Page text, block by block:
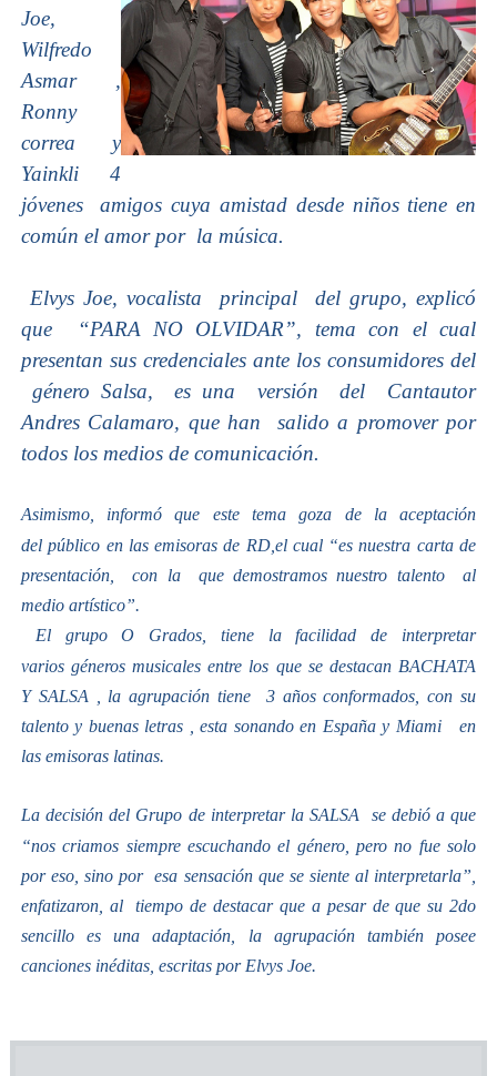
Joe,
Wilfredo
Asmar ,
Ronny
correa y
Yainkli 4
jóvenes amigos cuya amistad desde niños tiene en
común el amor por la música.
Elvys Joe, vocalista principal del grupo, explicó
que “PARA NO OLVIDAR”, tema con el cual
presentan sus credenciales ante los consumidores del
género Salsa, es una versión del Cantautor
Andres Calamaro, que han salido a promover por
todos los medios de comunicación.
Asimismo, informó que este tema goza de la aceptación
delpúblico en las emisoras de RD,el cual “es nuestra carta de
presentación, con la que demostramos nuestro talento al
medio artístico”.
El grupo O Grados, tiene la facilidad de interpretar
variosgéneros musicales entre los que se destacan BACHATA
Y SALSA , laagrupación tiene 3 años conformados, con su
talento y buenas letras , esta sonando en España y Miami en
las emisoras latinas.
La decisión del Grupo de interpretar la SALSA se debió a que
“nos criamos siempre escuchando el género, pero no fue solo
por eso, sino por esa sensación que se siente al interpretarla”,
enfatizaron, al tiempo de destacar que a pesar de que su 2do
sencillo es una adaptación, la agrupación también posee
canciones inéditas, escritas por Elvys Joe.